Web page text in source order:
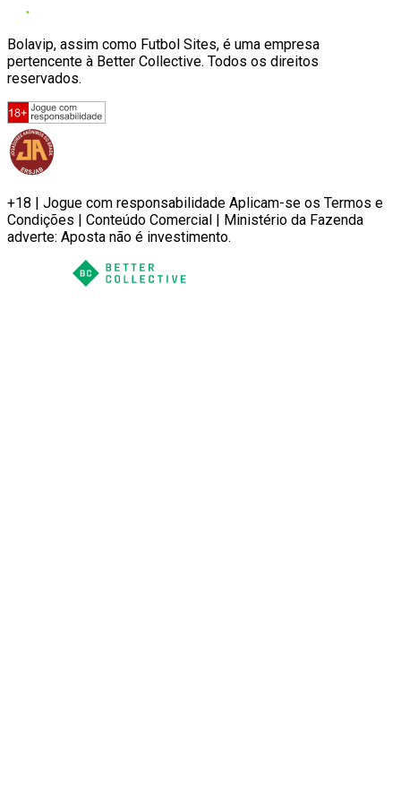
Bolavip, assim como Futbol Sites, é uma empresa
pertencente à Better Collective. Todos os direitos
reservados.
+18 | Jogue com responsabilidade Aplicam-se os Termos e
Condições | Conteúdo Comercial | Ministério da Fazenda
adverte: Aposta não é investimento.